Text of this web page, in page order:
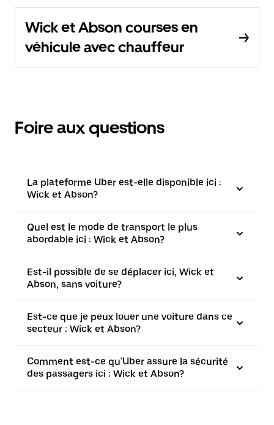
Wick et Abson courses en
véhicule avec chauffeur
Foire aux questions
La plateforme Uber est-elle disponible ici :
Wick et Abson?
Quel est le mode de transport le plus
abordable ici : Wick et Abson?
Est-il possible de se déplacer ici, Wick et
Abson, sans voiture?
Est-ce que je peux louer une voiture dans ce
secteur : Wick et Abson?
Comment est-ce qu'Uber assure la sécurité
des passagers ici : Wick et Abson?